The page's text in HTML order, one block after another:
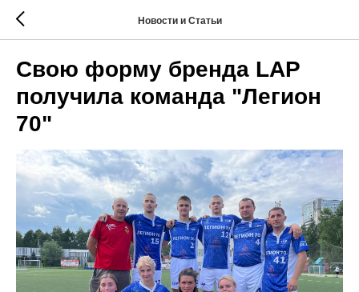
Новости и Статьи
Свою форму бренда LAP
получила команда "Легион
70"